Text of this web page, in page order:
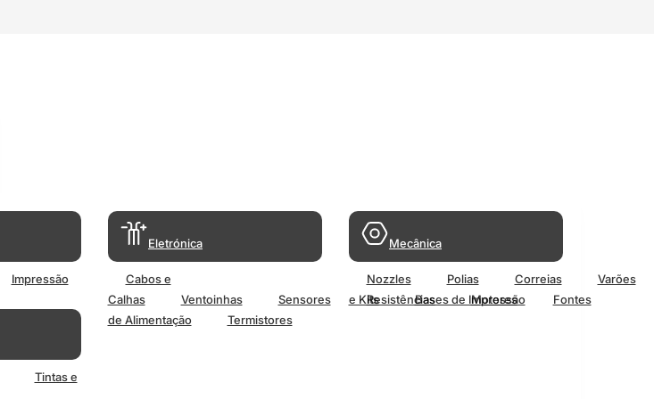
Impressão
Tintas e
Eletrónica
Cabos e
Calhas
Ventoinhas Sensores Resistências Motores
Fontes
de Alimentação
Termistores
Mecânica
Nozzles Polias Correias
Varões
e Kits
Bases de Impressão